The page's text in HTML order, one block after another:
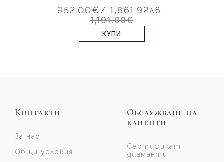
952.00€/ 1,861.92лв.
1,191.00€
КУПИ
Контакти
За нас
Общи условия
Обслужване на
клиенти
Сертификат
диаманти